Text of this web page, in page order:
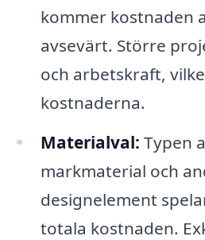
kommer kostnaden
avsevärt. Större
och arbetskraft,
kostnaderna.
Materialval: Typen
markmaterial och
designelement
totala kostnaden.